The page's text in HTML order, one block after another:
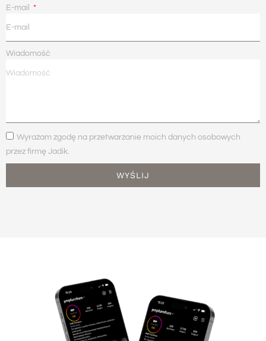
E-mail
Wiadomość
Wyrażam zgodę na przetwarzanie moich danych osobowych
przez firmę Jadik.
WYŚLIJ